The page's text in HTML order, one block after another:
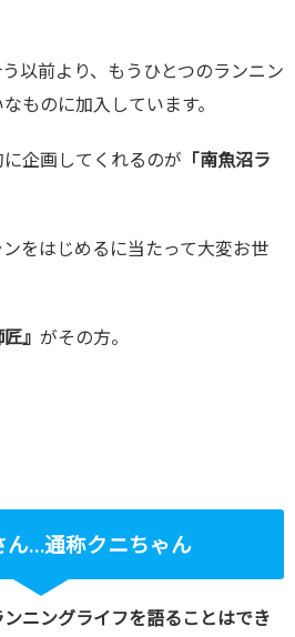
以前より、もうひとつのランニン
ものに加入しています。
企画してくれるのが 「南魚沼ラ
をはじめるに当たって大変お世
』 がその方。
ん…通称クニちゃん
ニングライフを語ることはでき